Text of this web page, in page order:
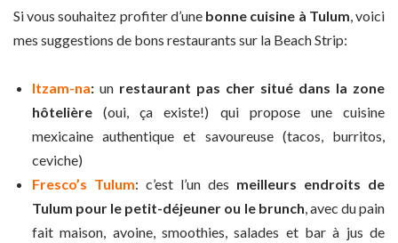
Si vous souhaitez profiter d’une bonne cuisine à Tulum, voici
mes suggestions de bons restaurants sur la Beach Strip:
Itzam-na: un restaurant pas cher situé dans la zone
hôtelière(oui, ça existe!) qui propose une cuisine
mexicaine authentique et savoureuse (tacos, burritos,
ceviche)
Fresco’s Tulum: c’est l’un des meilleurs endroits de
Tulum pour le petit-déjeuner ou le brunch, avec du pain
fait maison, avoine, smoothies, salades et bar à jus de